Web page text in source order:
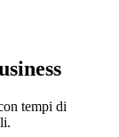
tempi di